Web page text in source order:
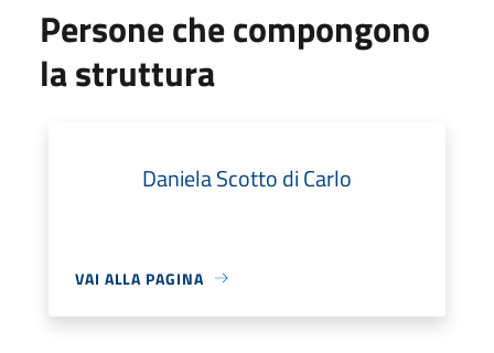
Persone che compongono
la struttura
Daniela Scotto di Carlo
VAI ALLA PAGINA